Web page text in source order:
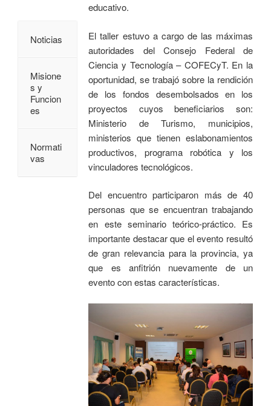
educativo.
El taller estuvo a cargo de las máximas
autoridades del Consejo Federal de
Ciencia y Tecnología – COFECyT. En la
oportunidad, se trabajó sobre la rendición
de los fondos desembolsados en los
proyectos cuyos beneficiarios son:
Ministerio de Turismo, municipios,
ministerios que tienen eslabonamientos
productivos, programa robótica y los
vinculadores tecnológicos.
Del encuentro participaron más de 40
personas que se encuentran trabajando
en este seminario teórico-práctico. Es
importante destacar que el evento resultó
de gran relevancia para la provincia, ya
que es anfitrión nuevamente de un
evento con estas características.
Noticias
Misione
s y
Funcion
es
Normati
vas